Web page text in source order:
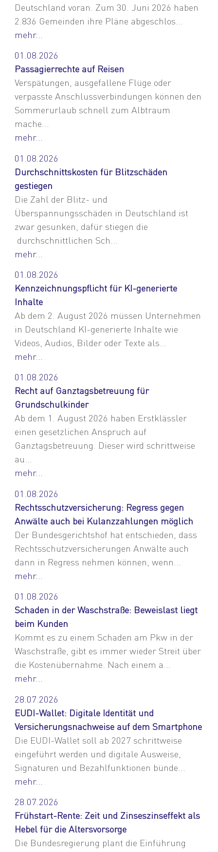
Deutschland voran. Zum 30. Juni 2026 haben
2.836 Gemeinden ihre Pläne abgeschlos...
mehr...
01.08.2026
Passagierrechte auf Reisen
Verspätungen, ausgefallene Flüge oder
verpasste Anschlussverbindungen können den
Sommerurlaub schnell zum Albtraum
mache...
mehr...
01.08.2026
Durchschnittskosten für Blitzschäden
gestiegen
Die Zahl der Blitz- und
Überspannungsschäden in Deutschland ist
zwar gesunken, dafür stiegen die
durchschnittlichen Sch...
mehr...
01.08.2026
Kennzeichnungspflicht für KI-generierte
Inhalte
Ab dem 2. August 2026 müssen Unternehmen
in Deutschland KI-generierte Inhalte wie
Videos, Audios, Bilder oder Texte als...
mehr...
01.08.2026
Recht auf Ganztagsbetreuung für
Grundschulkinder
Ab dem 1. August 2026 haben Erstklässler
einen gesetzlichen Anspruch auf
Ganztagsbetreuung. Dieser wird schrittweise
au...
mehr...
01.08.2026
Rechtsschutzversicherung: Regress gegen
Anwälte auch bei Kulanzzahlungen möglich
Der Bundesgerichtshof hat entschieden, dass
Rechtsschutzversicherungen Anwälte auch
dann in Regress nehmen können, wenn...
mehr...
01.08.2026
Schaden in der Waschstraße: Beweislast liegt
beim Kunden
Kommt es zu einem Schaden am Pkw in der
Waschstraße, gibt es immer wieder Streit über
die Kostenübernahme. Nach einem a...
mehr...
28.07.2026
EUDI-Wallet: Digitale Identität und
Versicherungsnachweise auf dem Smartphone
Die EUDI-Wallet soll ab 2027 schrittweise
eingeführt werden und digitale Ausweise,
Signaturen und Bezahlfunktionen bünde...
mehr...
28.07.2026
Frühstart-Rente: Zeit und Zinseszinseffekt als
Hebel für die Altersvorsorge
Die Bundesregierung plant die Einführung